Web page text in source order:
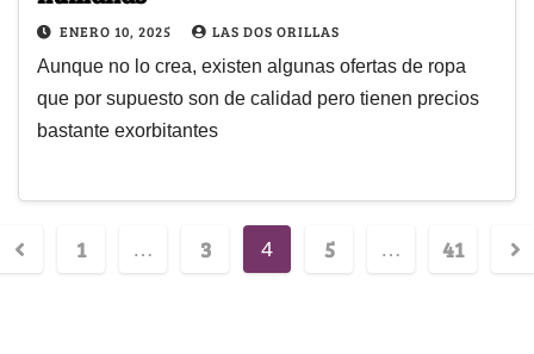
ENERO 10, 2025 LAS DOS ORILLAS
Aunque no lo crea, existen algunas ofertas de ropa
que por supuesto son de calidad pero tienen precios
bastante exorbitantes
1 … 3 4 5 … 41